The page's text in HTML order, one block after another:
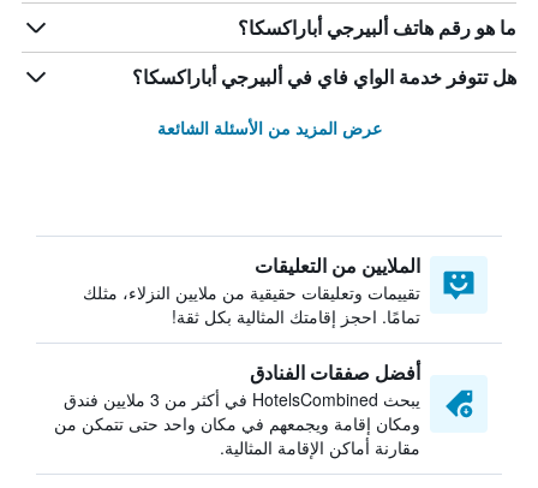
ما هو رقم هاتف ألبيرجي أباراكسكا؟
هل تتوفر خدمة الواي فاي في ألبيرجي أباراكسكا؟
عرض المزيد من الأسئلة الشائعة
الملايين من التعليقات
تقييمات وتعليقات حقيقية من ملايين النزلاء، مثلك
تمامًا. احجز إقامتك المثالية بكل ثقة!
أفضل صفقات الفنادق
يبحث HotelsCombined في أكثر من 3 ملايين فندق
ومكان إقامة ويجمعهم في مكان واحد حتى تتمكن من
مقارنة أماكن الإقامة المثالية.